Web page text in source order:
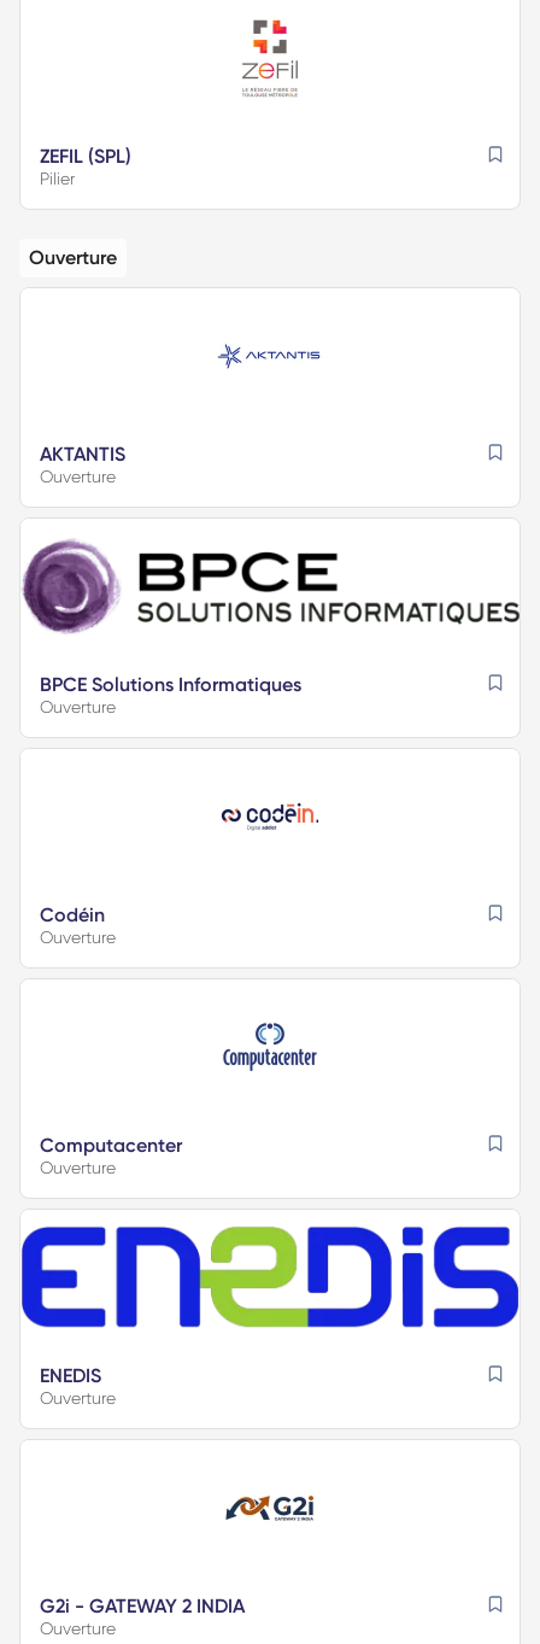
ZEFIL (SPL)
Pilier
Ouverture
AKTANTIS
Ouverture
BPCE Solutions Informatiques
Ouverture
Codéin
Ouverture
Computacenter
Ouverture
ENEDIS
Ouverture
G2i - GATEWAY 2 INDIA
Ouverture